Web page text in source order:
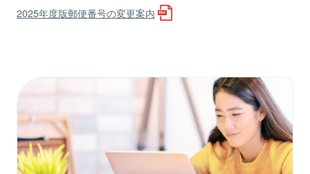
2025年度版郵便番号の変更案内